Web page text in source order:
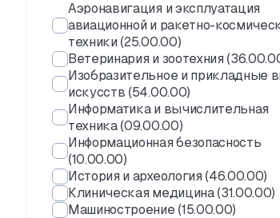
Аэронавигация и эксплуатация
авиационной и ракетно-
техники (25.00.00)
Ветеринария и зоотехния
Изобразительное и прикладные
искусств (54.00.00)
Информатика и вычислительная
техника (09.00.00)
Информационная безопасность
(10.00.00)
История и археология (46.00.00)
Клиническая медицина (31.00.00)
Машиностроение (15.00.00)